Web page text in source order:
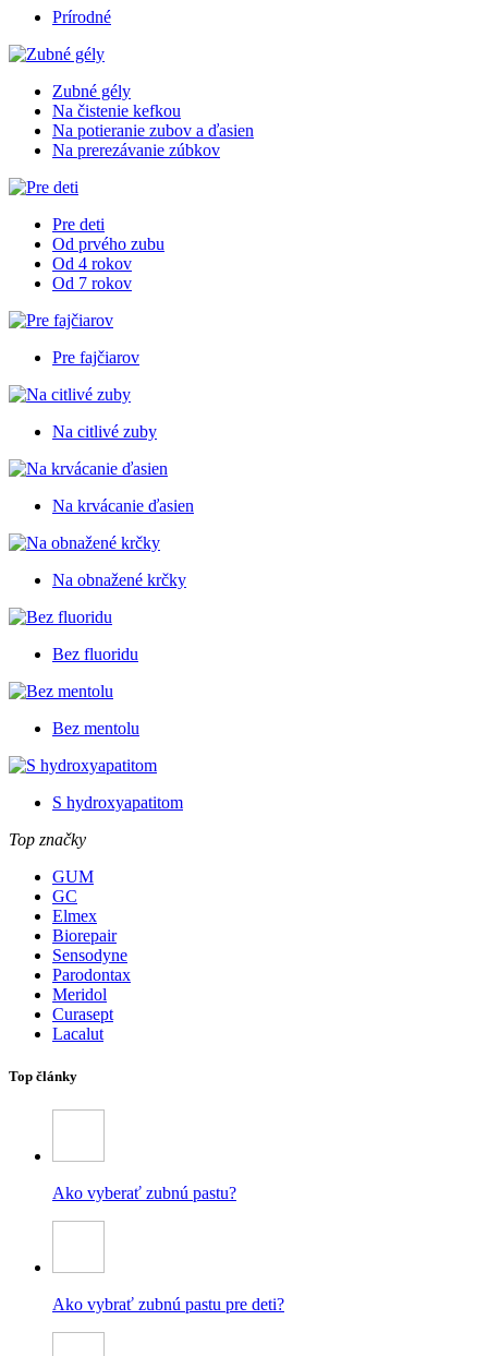
Prírodné
Zubné gély
Na čistenie kefkou
Na potieranie zubov a ďasien
Na prerezávanie zúbkov
Pre deti
Od prvého zubu
Od 4 rokov
Od 7 rokov
Pre fajčiarov
Na citlivé zuby
Na krvácanie ďasien
Na obnažené krčky
Bez fluoridu
Bez mentolu
S hydroxyapatitom
Top značky
GUM
GC
Elmex
Biorepair
Sensodyne
Parodontax
Meridol
Curasept
Lacalut
Top články
Ako vyberať zubnú pastu?
Ako vybrať zubnú pastu pre deti?